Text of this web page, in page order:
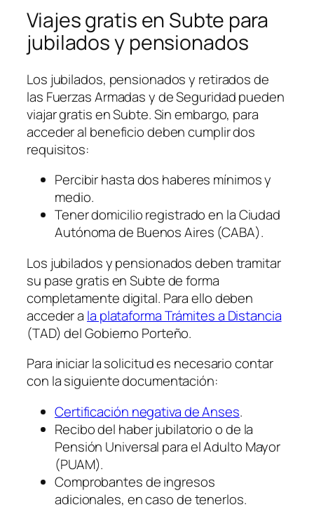
Viajes gratis en Subte para
jubilados y pensionados
Los jubilados, pensionados y retirados de
las Fuerzas Armadas y de Seguridad pueden
viajar gratis en Subte. Sin embargo, para
acceder al beneficio deben cumplir dos
requisitos:
Percibir hasta dos haberes mínimos y
medio.
Tener domicilio registrado en la Ciudad
Autónoma de Buenos Aires (CABA).
Los jubilados y pensionados deben tramitar
su pase gratis en Subte de forma
completamente digital. Para ello deben
acceder a la plataforma Trámites a Distancia
(TAD) del Gobierno Porteño.
Para iniciar la solicitud es necesario contar
con la siguiente documentación:
Certificación negativa de Anses.
Recibo del haber jubilatorio o de la
Pensión Universal para el Adulto Mayor
(PUAM).
Comprobantes de ingresos
adicionales, en caso de tenerlos.